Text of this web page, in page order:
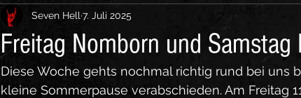
Freitag Nomborn und
Seven Hell 7. Juli 2025
Diese Woche gehts nochmal richtig rund bei uns
kleine Sommerpause verabschieden. Am Freitag